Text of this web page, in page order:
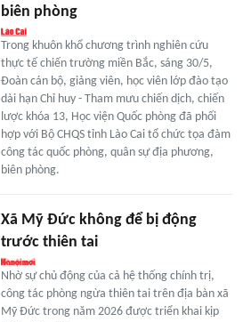
biên phòng
Trong khuôn khổ chương trình nghiên cứu
thực tế chiến trường miền Bắc, sáng 30/5,
Đoàn cán bộ, giảng viên, học viên lớp đào tạo
dài hạn Chỉ huy - Tham mưu chiến dịch, chiến
lược khóa 13, Học viện Quốc phòng đã phối
hợp với Bộ CHQS tỉnh Lào Cai tổ chức tọa đàm
công tác quốc phòng, quân sự địa phương,
biên phòng.
Xã Mỹ Đức không để bị động
trước thiên tai
Nhờ sự chủ động của cả hệ thống chính trị,
công tác phòng ngừa thiên tai trên địa bàn xã
Mỹ Đức trong năm 2026 được triển khai kịp